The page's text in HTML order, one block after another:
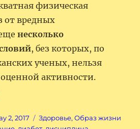
физическая
от вредных
несколько
, без которых, по
ученых, нельзя
активности.
продлить свою активную
2, 2017 Categories
Здоровье,Образ жизни